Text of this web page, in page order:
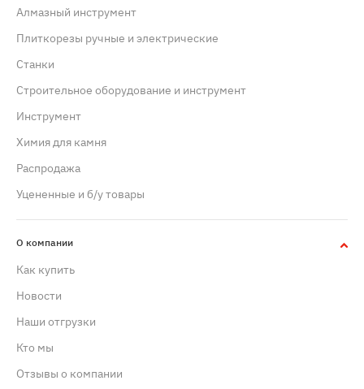
Алмазный инструмент
Плиткорезы ручные и электрические
Станки
Строительное оборудование и инструмент
Инструмент
Химия для камня
Распродажа
Уцененные и б/у товары
О компании
Как купить
Новости
Наши отгрузки
Кто мы
Отзывы о компании